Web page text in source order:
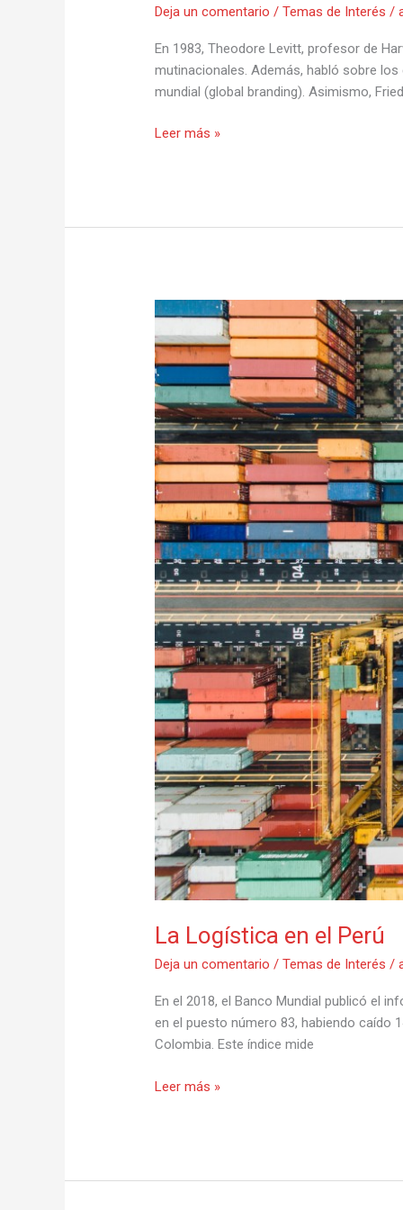
Deja un comentario /Temas de Interés /
En 1983, Theodore Levitt, profesor de
mutinacionales. Además, habló sobre
mundial (global branding). Asimismo,
Leer más »
La Logística en el Perú
Deja un comentario /Temas de Interés /
En el 2018, el Banco Mundial publicó el
en el puesto número 83, habiendo caído
Colombia. Este índice mide
La
Logística
en
el
Perú
Leer más »